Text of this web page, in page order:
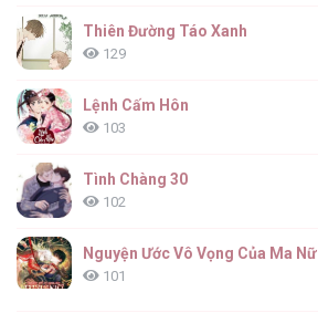
Thiên Đường Táo Xanh
129
Lệnh Cấm Hôn
103
Tình Chàng 30
102
Nguyện Ước Vô Vọng Của Ma Nữ
101